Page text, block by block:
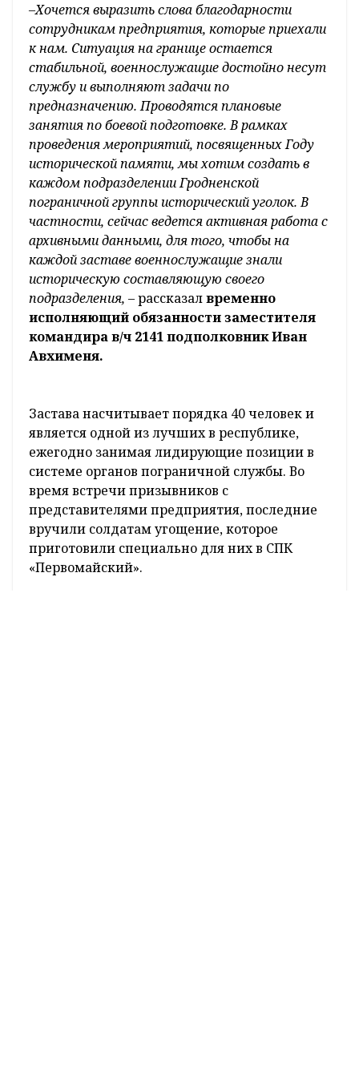
–Хочется выразить слова благодарности
сотрудникам предприятия, которые приехали
к нам. Ситуация на границе остается
стабильной, военнослужащие достойно несут
службу и выполняют задачи по
предназначению. Проводятся плановые
занятия по боевой подготовке. В рамках
проведения мероприятий, посвященных Году
исторической памяти, мы хотим создать в
каждом подразделении Гродненской
пограничной группы исторический уголок. В
частности, сейчас ведется активная работа с
архивными данными, для того, чтобы на
каждой заставе военнослужащие знали
историческую составляющую своего
подразделения, –рассказалвременно
исполняющий обязанности заместителя
командира в/ч 2141 подполковник Иван
Авхименя.
Застава насчитывает порядка 40 человек и
является одной из лучших в республике,
ежегодно занимая лидирующие позиции в
системе органов пограничной службы. Во
время встречи призывников с
представителями предприятия, последние
вручили солдатам угощение, которое
приготовили специально для них в СПК
«Первомайский».